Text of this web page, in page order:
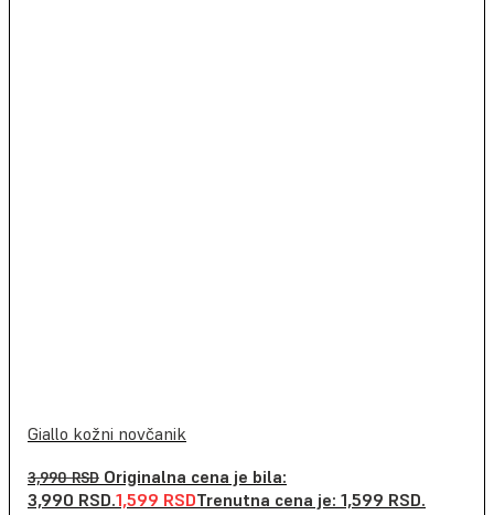
Giallo kožni novčanik
3,990RSD Originalna cena je bila:
3,990 RSD.1,599 RSDTrenutna cena je: 1,599 RSD.